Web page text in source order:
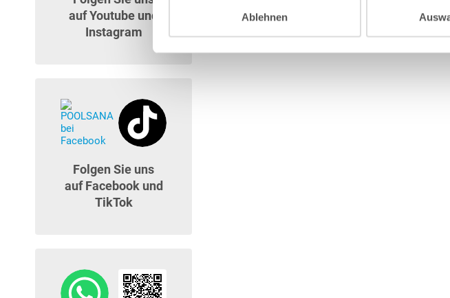
Ablehnen
auf Youtube und
Instagram
Folgen Sie uns
auf Facebook und
TikTok